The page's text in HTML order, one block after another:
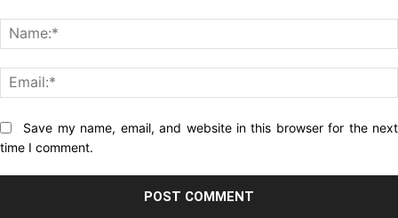
Website:Save my name, email, and website in this browser for the next
time I comment.